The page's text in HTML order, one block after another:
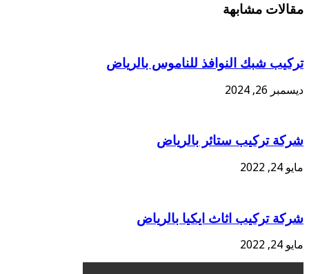
مقالات مشابهة
تركيب شبك النوافذ للناموس بالرياض
ديسمبر 26, 2024
شركة تركيب ستائر بالرياض
مايو 24, 2022
شركة تركيب اثاث ايكيا بالرياض
مايو 24, 2022